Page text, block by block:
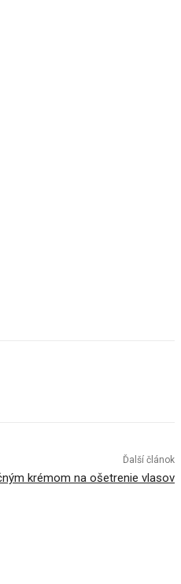
Ďalší článok
krémom na ošetrenie vlasov